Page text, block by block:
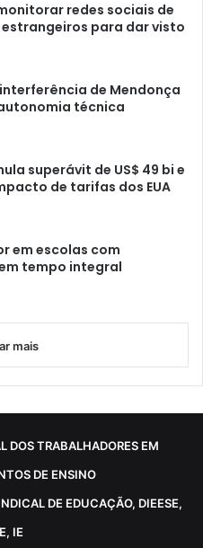
redes sociais de
para dar visto
interferência de Mendonça
técnica
superávit de US$ 49 bi e
de tarifas dos EUA
em escolas com
tempo integral
mais
DOS TRABALHADORES EM
DE ENSINO
DE EDUCAÇÃO, DIEESE,
IE